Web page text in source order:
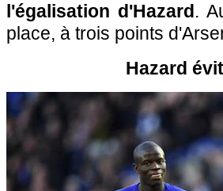
l'égalisation d'Hazard.
place, à trois points
Hazard